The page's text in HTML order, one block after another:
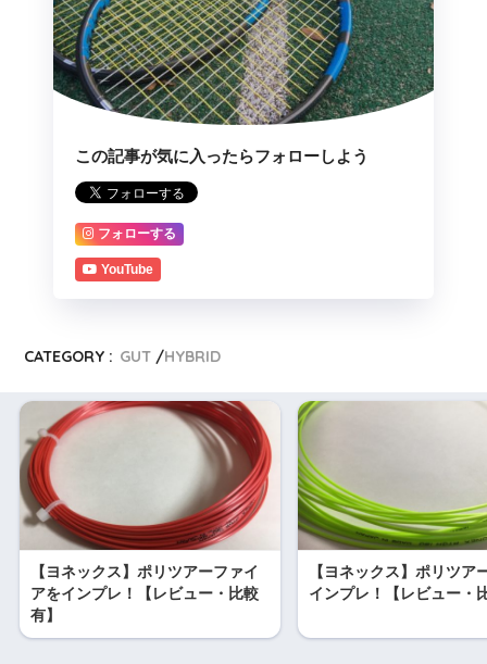
この記事が気に入ったらフォローしよう
フォローする
YouTube
CATEGORY : GUT HYBRID
【ヨネックス】ポリツアーファイ
アをインプレ！【レビュー・比較
有】
【ヨネックス】ポリツア
インプレ！【レビュー・